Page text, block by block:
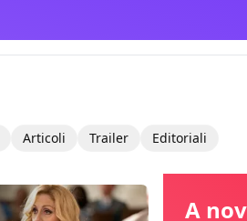
Articoli Trailer Editoriali
A